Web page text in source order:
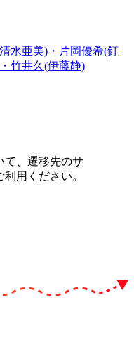
水亜美)・片岡優希(釘
竹井久(伊藤静)
、遷移先のサ
用ください。